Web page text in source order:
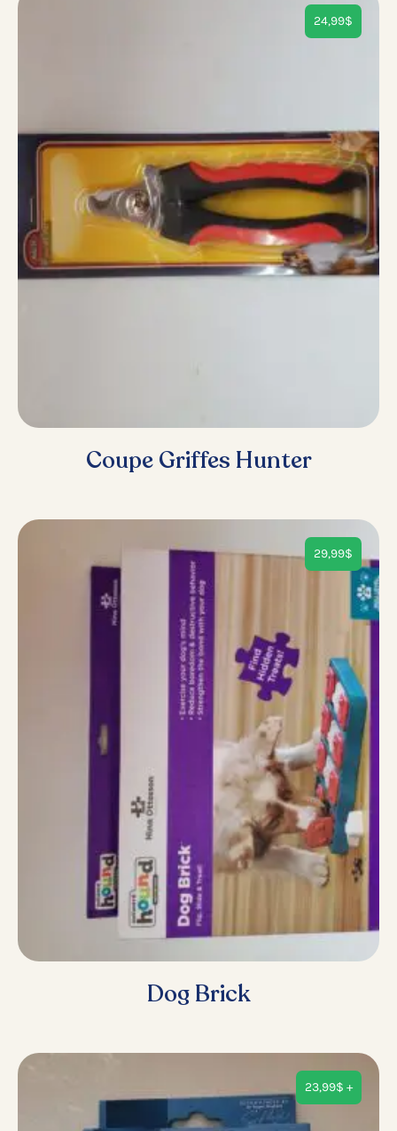
24,99$
Coupe Griffes Hunter
29,99$
Dog Brick
23,99$ +